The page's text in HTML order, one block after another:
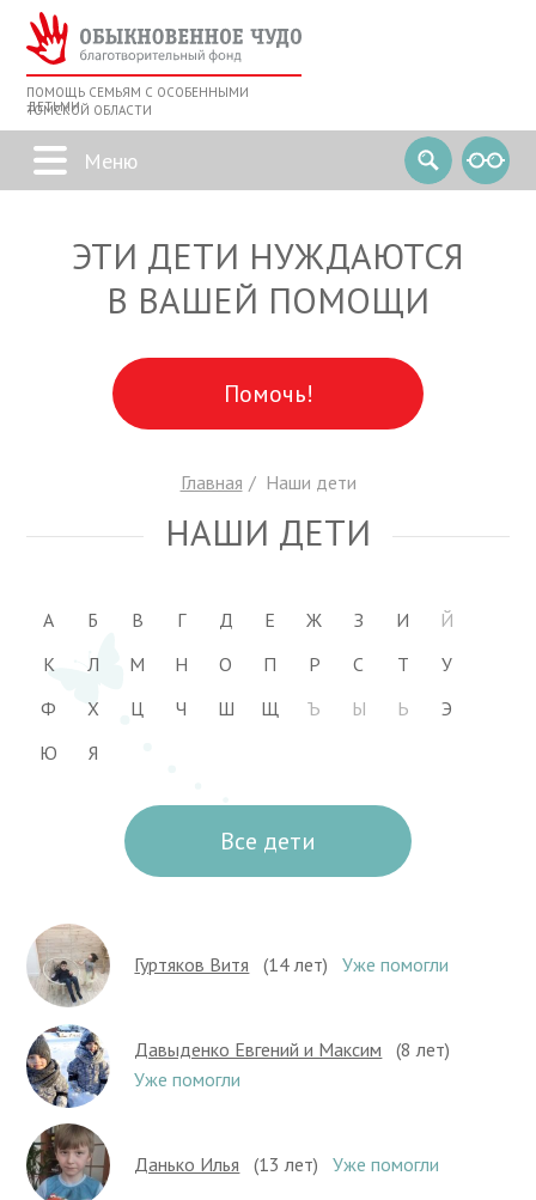
ПОМОЩЬ СЕМЬЯМ С ОСОБЕННЫМИ
ДЕТЬМИ
ТОМСКОЙ ОБЛАСТИ
ЭТИ ДЕТИ НУЖДАЮТСЯ
В ВАШЕЙ ПОМОЩИ
Помочь!
Главная Наши дети
НАШИ ДЕТИ
А Б В Г Д Е Ж З И
Й
К
Л М Н О П Р С Т
У
Ф
Х Ц Ч Ш Щ Ъ Ы Ь
Э
Ю
Я
Все дети
Гуртяков Витя (14 лет) Уже помогли
Давыденко Евгений и Максим
(8 лет)
Уже помогли
Данько Илья (13 лет) Уже помогли